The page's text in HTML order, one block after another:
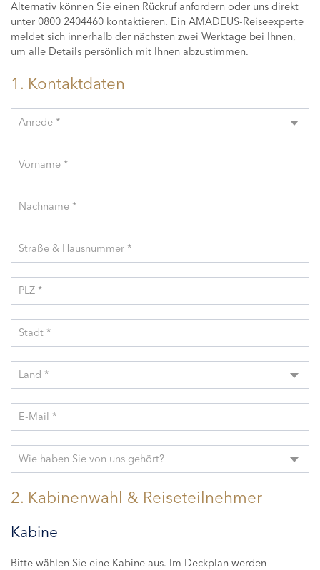
Alternativ können Sie einen Rückruf anfordern oder uns direkt
unter 0800 2404460 kontaktieren. Ein AMADEUS-Reiseexperte
meldet sich innerhalb der nächsten zwei Werktage bei Ihnen,
um alle Details persönlich mit Ihnen abzustimmen.
1. Kontaktdaten
Anrede *
Vorname *
Nachname *
Straße & Hausnummer *
PLZ *
Stadt *
Land *
E-Mail *
Wie haben Sie von uns gehört?
2. Kabinenwahl & Reiseteilnehmer
Kabine
Bitte wählen Sie eine Kabine aus. Im Deckplan werden